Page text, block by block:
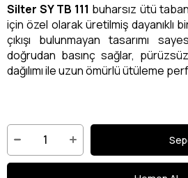
Silter SY TB 111 buharsız ütü
için özel olarak üretilmiş dayanıklı
çıkışı bulunmayan tasarımı
doğrudan basınç sağlar,
dağılımı ile uzun ömürlü ütüleme